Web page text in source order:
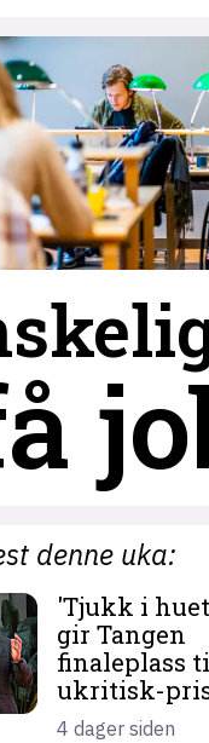
denne uka:
'Tjukk i
gir Tangen
finaleplass
ukritisk-
4 dager siden